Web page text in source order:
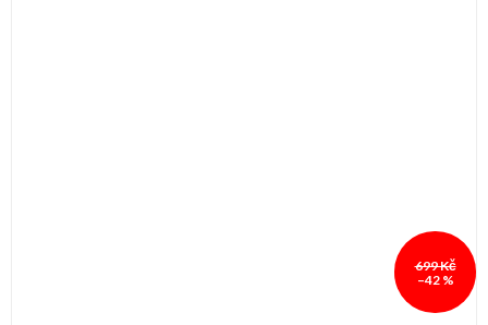
699 Kč
–42 %